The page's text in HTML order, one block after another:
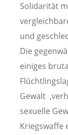
Solidarität
und
Die
einiges
Gewalt
sexuelle
Kriegswaffe